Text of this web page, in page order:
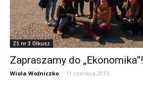
ZS nr 3 Olkusz
Zapraszamy do „Ekonomika”!
Wiola Woźniczko - 11 czerwca 2015